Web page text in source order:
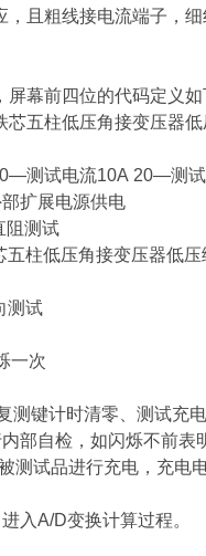
且粗线接电流端子，
屏幕前四位的代码定义
五柱低压角接变压器低
测试电流10A 20—测
扩展电源供电
阻测试
柱低压角接变压器低
测试
一次
测键计时清零、测试充
部自检，如闪烁不前表
测试品进行充电， 充电
入A/D变换计算过程。